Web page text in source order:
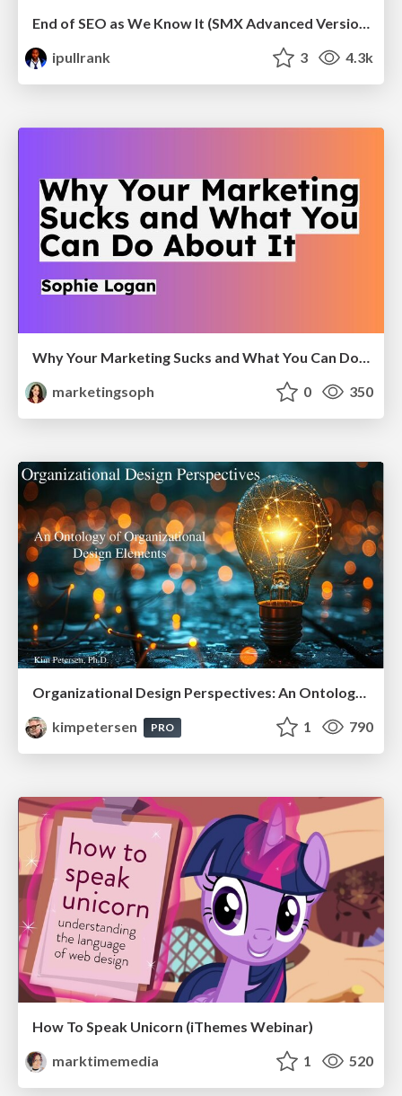
End of SEO as We Know It (SMX Advanced Version)
ipullrank
3 4.3k
Why Your Marketing Sucks and What You Can Do About It - Sophie Logan
marketingsoph
0 350
Organizational Design Perspectives: An Ontology of Organizational Design Elements
kimpetersen
PRO 1 790
How To Speak Unicorn (iThemes Webinar)
marktimemedia
1 520